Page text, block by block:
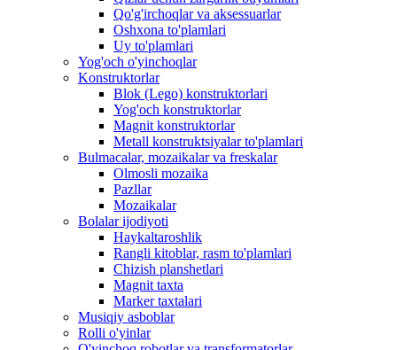
Qo'g'irchoqlar va aksessuarlar
Oshxona to'plamlari
Uy to'plamlari
Yog'och o'yinchoqlar
Konstruktorlar
Blok (Lego) konstruktorlari
Yog'och konstruktorlar
Magnit konstruktorlar
Metall konstruktsiyalar to'plamlari
Bulmacalar, mozaikalar va freskalar
Olmosli mozaika
Pazllar
Mozaikalar
Bolalar ijodiyoti
Haykaltaroshlik
Rangli kitoblar, rasm to'plamlari
Chizish planshetlari
Magnit taxta
Marker taxtalari
Musiqiy asboblar
Rolli o'yinlar